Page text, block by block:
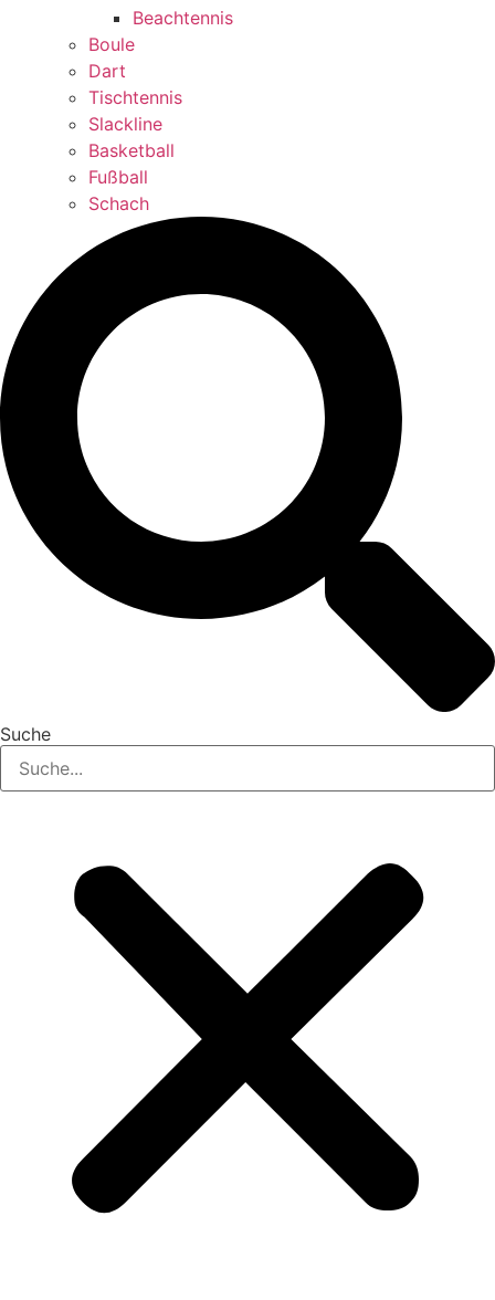
Beachtennis
Boule
Dart
Tischtennis
Slackline
Basketball
Fußball
Schach
Suche